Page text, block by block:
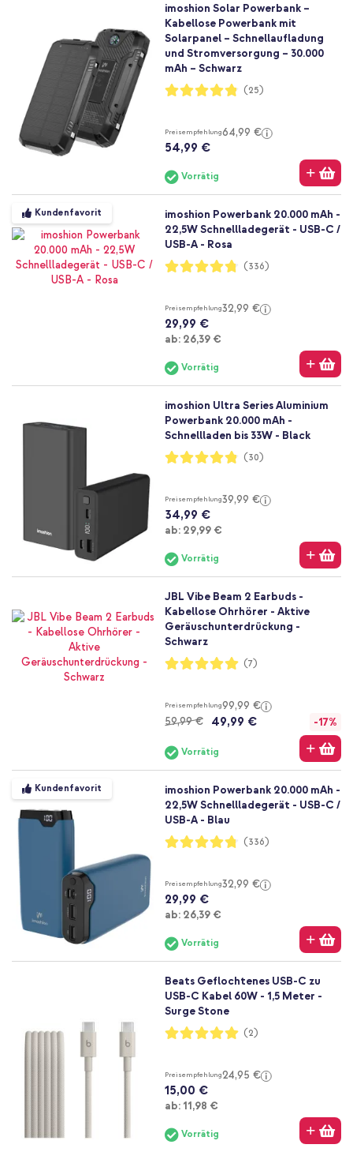
imoshion Solar Powerbank –
Kabellose Powerbank mit
Solarpanel – Schnellaufladung
und Stromversorgung – 30.000
mAh – Schwarz
Bewertung:
96%
(25)
Preisempfehlung64,99 €
54,99 €
Vorrätig
Kundenfavorit
imoshion Powerbank 20.000 mAh -
22,5W Schnellladegerät - USB-C /
USB-A - Rosa
Bewertung:
95%
(336)
Preisempfehlung32,99 €
29,99 €
ab: Ab
26,39 €
Vorrätig
imoshion Ultra Series Aluminium
Powerbank 20.000 mAh -
Schnellladen bis 33W - Black
Bewertung:
96%
(30)
Preisempfehlung39,99 €
34,99 €
ab: Ab
29,99 €
Vorrätig
JBL Vibe Beam 2 Earbuds -
Kabellose Ohrhörer - Aktive
Geräuschunterdrückung -
Schwarz
Bewertung:
100%
(7)
Preisempfehlung99,99 €
59,99 €
49,99 € -17%
Vorrätig
Kundenfavorit
imoshion Powerbank 20.000 mAh -
22,5W Schnellladegerät - USB-C /
USB-A - Blau
Bewertung:
95%
(336)
Preisempfehlung32,99 €
29,99 €
ab: Ab
26,39 €
Vorrätig
Beats Geflochtenes USB-C zu
USB-C Kabel 60W - 1,5 Meter -
Surge Stone
Bewertung:
100%
(2)
Preisempfehlung24,95 €
15,00 €
ab: Ab
11,98 €
Vorrätig